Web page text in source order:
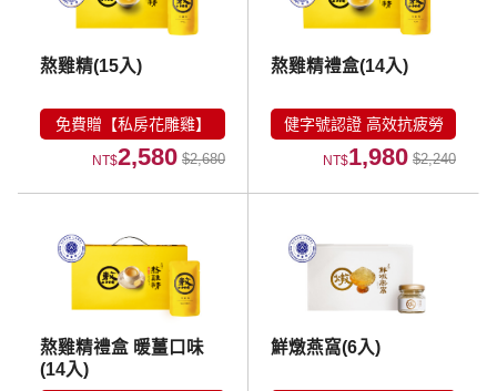
熬雞精(15入)
免費贈【私房花雕雞】
NT$2,580 $2,680
熬雞精禮盒(14入)
健字號認證 高效抗疲勞
NT$1,980 $2,240
熬雞精禮盒 暖薑口味
(14入)
鮮燉燕窩(6入)